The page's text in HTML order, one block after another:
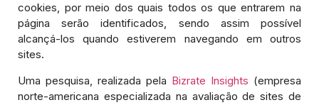
cookies, por meio dos quais todos os que entrarem na
página serão identificados, sendo assim possível
alcançá-los quando estiverem navegando em outros
sites.
Uma pesquisa, realizada pela Bizrate Insights (empresa
norte-americana especializada na avaliação de sites de